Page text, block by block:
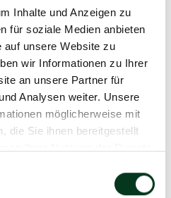
Inhalte und Anzeigen zu
für soziale Medien anbieten
auf unsere Website zu
wir Informationen zu Ihrer
an unsere Partner für
Analysen weiter. Unsere
möglicherweise mit
die Sie ihnen bereitgestellt